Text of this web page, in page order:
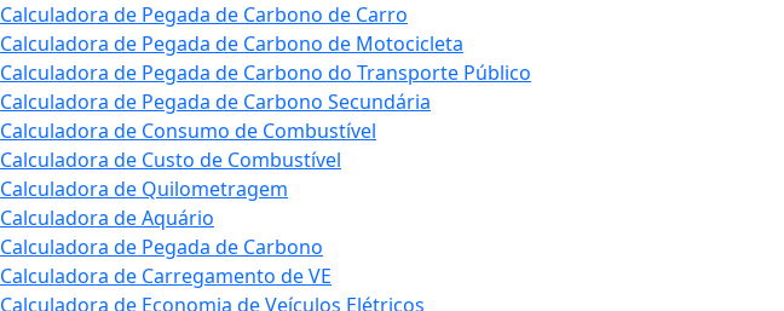
Calculadora de Pegada de Carbono de Carro
Calculadora de Pegada de Carbono de Motocicleta
Calculadora de Pegada de Carbono do Transporte Público
Calculadora de Pegada de Carbono Secundária
Calculadora de Consumo de Combustível
Calculadora de Custo de Combustível
Calculadora de Quilometragem
Calculadora de Aquário
Calculadora de Pegada de Carbono
Calculadora de Carregamento de VE
Calculadora de Economia de Veículos Elétricos